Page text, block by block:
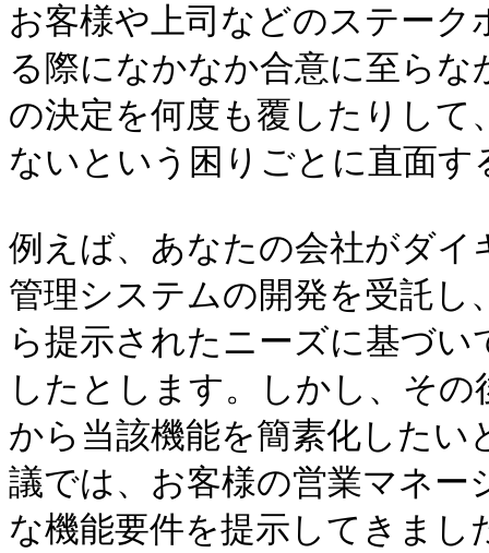
お客様や上司などのステー
る際になかなか合意に至ら
の決定を何度も覆したりして
ないという困りごとに直面
例えば、あなたの会社がダ
管理システムの開発を受託し
ら提示されたニーズに基づ
したとします。しかし、そ
から当該機能を簡素化した
議では、お客様の営業マネー
な機能要件を提示してきまし